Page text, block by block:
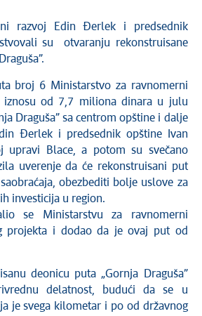
su otvaranju rekonstruisane
broj 6 Ministarstvo za ravnomerni
iznosu od 7,7 miliona dinara u julu
Draguša” sa centrom opštine i dalje
Đerlek i predsednik opštine Ivan
upravi Blace, a potom su svečano
uverenje da će rekonstruisani put
obezbediti bolje uslove za
investicija u region.
se Ministarstvu za ravnomerni
projekta i dodao da je ovaj put od
deonicu puta „Gornja Draguša”
delatnost, budući da se u
je svega kilometar i po od državnog